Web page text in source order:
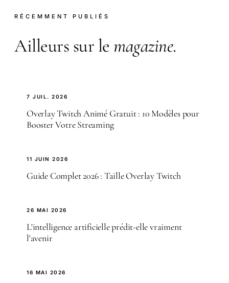
RÉCEMMENT PUBLIÉS
Ailleurs sur le magazine.
7 JUIL. 2026
Overlay Twitch Animé Gratuit : 10 Modèles pour
Booster Votre Streaming
11 JUIN 2026
Guide Complet 2026 : Taille Overlay Twitch
26 MAI 2026
L'intelligence artificielle prédit-elle vraiment
l'avenir
16 MAI 2026